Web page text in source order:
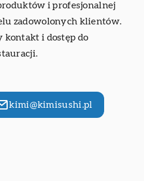
i profesjonalnej
zadowolonych klientów.
kontakt i dostęp do
kimi@kimisushi.pl